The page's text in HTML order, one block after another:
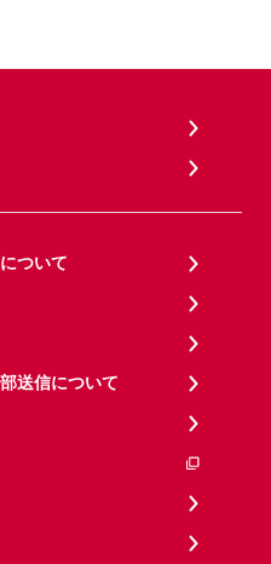
ついて
送信について